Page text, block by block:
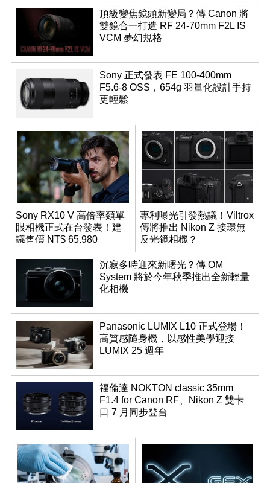
頂級變焦鏡頭新變局？傳 Canon 將
雙鏡合一打造 RF 24-70mm F2L IS
VCM 夢幻規格
Sony 正式發表 FE 100-400mm
F5.6-8 OSS，654g 羽量化設計手持
更輕鬆
Sony RX10 V 高倍率類單
眼相機正式在台發表！建
議售價 NT$ 65,980
專利曝光引發熱議！Viltrox
傳將推出 Nikon Z 接環無
反光鏡相機？
沉寂多時迎來新曙光？傳 OM
System 將於今年秋季推出全新輕量
化相機
Panasonic LUMIX L10 正式登場！
高質感隨身機，以感性美學迎接
LUMIX 25 週年
福倫達 NOKTON classic 35mm
F1.4 for Canon RF、Nikon Z 雙卡
口 7 月同步登台